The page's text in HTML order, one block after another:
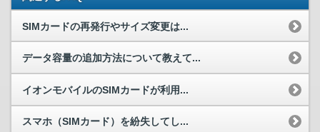
SIMカードの再発行やサイズ変更は...
データ容量の追加方法について教えて...
イオンモバイルのSIMカードが利用...
スマホ（SIMカード）を紛失してし...